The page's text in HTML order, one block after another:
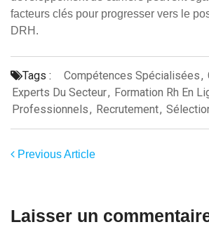
facteurs clés pour progresser vers le
DRH.
Tags : Compétences Spécialisées,
Experts Du Secteur, Formation Rh En
Professionnels, Recrutement,
Previous Article
Laisser un